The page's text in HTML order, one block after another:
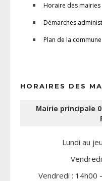
Horaire des mairies
Démarches
Plan de la commune
HORAIRES DES
Mairie principale
Lundi au
Vendredi : 14h00